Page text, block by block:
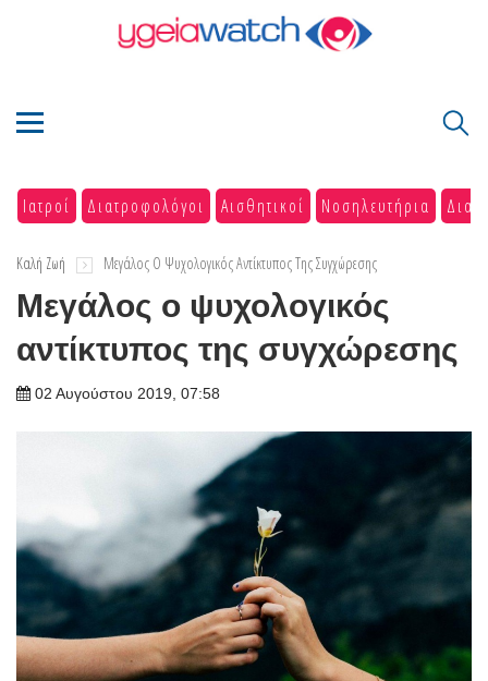
Ιατροί Διατροφολόγοι Αισθητικοί Νοσηλευτήρια
Καλή Ζωή Μεγάλος Ο Ψυχολογικός Αντίκτυπος Της Συγχώρεσης
Μεγάλος ο ψυχολογικός
αντίκτυπος της συγχώρεσης
02 Αυγούστου 2019, 07:58